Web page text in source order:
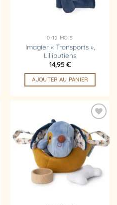
0-12 MOIS
Imagier « Transports »,
Lilliputiens
14,95€
AJOUTER AU PANIER
à la
liste
d’envies